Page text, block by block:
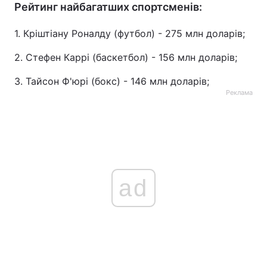
Рейтинг найбагатших спортсменів:
1. Кріштіану Роналду (футбол) - 275 млн доларів;
2. Стефен Каррі (баскетбол) - 156 млн доларів;
3. Тайсон Ф'юрі (бокс) - 146 млн доларів;
Реклама
ad